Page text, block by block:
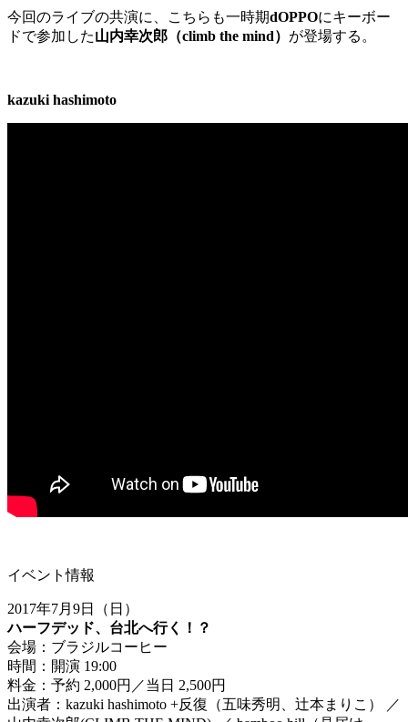
今回のライブの共演に、こちらも一時期dOPPOにキーボー
ドで参加した山内幸次郎（climb the mind） が登場する。
kazuki hashimoto
イベント情報
2017年7月9日（日）
ハーフデッド、台北へ行く！？
会場：ブラジルコーヒー
時間：開演 19:00
料金：予約 2,000円／当日 2,500円
出演者：kazuki hashimoto +反復（五味秀明、辻本まりこ） ／